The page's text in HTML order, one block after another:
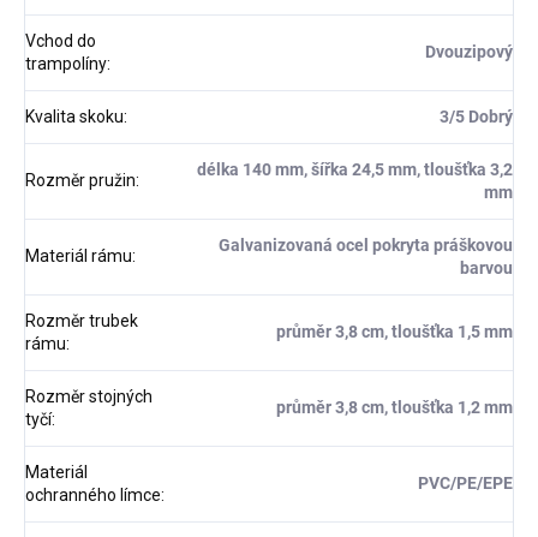
Vchod do
trampolíny:
Dvouzipový
Kvalita skoku: 3/5 Dobrý
Rozměr pružin:
délka 140 mm, šířka 24,5 mm, tloušťka 3,2
mm
Materiál rámu:
Galvanizovaná ocel pokryta práškovou
barvou
Rozměr trubek
rámu:
průměr 3,8 cm, tloušťka 1,5 mm
Rozměr stojných
tyčí:
průměr 3,8 cm, tloušťka 1,2 mm
Materiál
ochranného límce:
PVC/PE/EPE